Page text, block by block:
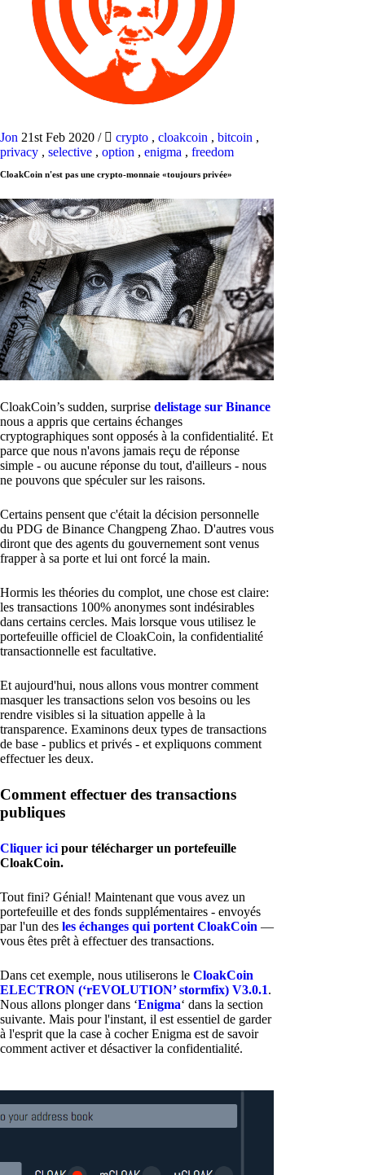
Jon 21st Feb 2020 / crypto , cloakcoin , bitcoin ,
privacy , selective , option , enigma , freedom
CloakCoin n'est pas une crypto-monnaie «toujours privée»
CloakCoin’s sudden, surprise delistage sur Binance
nous a appris que certains échanges
cryptographiques sont opposés à la confidentialité. Et
parce que nous n'avons jamais reçu de réponse
simple - ou aucune réponse du tout, d'ailleurs - nous
ne pouvons que spéculer sur les raisons.
Certains pensent que c'était la décision personnelle
du PDG de Binance Changpeng Zhao. D'autres vous
diront que des agents du gouvernement sont venus
frapper à sa porte et lui ont forcé la main.
Hormis les théories du complot, une chose est claire:
les transactions 100% anonymes sont indésirables
dans certains cercles. Mais lorsque vous utilisez le
portefeuille officiel de CloakCoin, la confidentialité
transactionnelle est facultative.
Et aujourd'hui, nous allons vous montrer comment
masquer les transactions selon vos besoins ou les
rendre visibles si la situation appelle à la
transparence. Examinons deux types de transactions
de base - publics et privés - et expliquons comment
effectuer les deux.
Comment effectuer des transactions
publiques
Cliquer ici pour télécharger un portefeuille
CloakCoin.
Tout fini? Génial! Maintenant que vous avez un
portefeuille et des fonds supplémentaires - envoyés
par l'un des les échanges qui portent CloakCoin —
vous êtes prêt à effectuer des transactions.
Dans cet exemple, nous utiliserons le CloakCoin
ELECTRON (‘rEVOLUTION’ stormfix) V3.0.1.
Nous allons plonger dans ‘Enigma‘ dans la section
suivante. Mais pour l'instant, il est essentiel de garder
à l'esprit que la case à cocher Enigma est de savoir
comment activer et désactiver la confidentialité.